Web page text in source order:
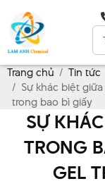
Trang chủ
Tin tức
Sự khác biệt
trong bao bì giấy
SỰ
TRONG
GEL